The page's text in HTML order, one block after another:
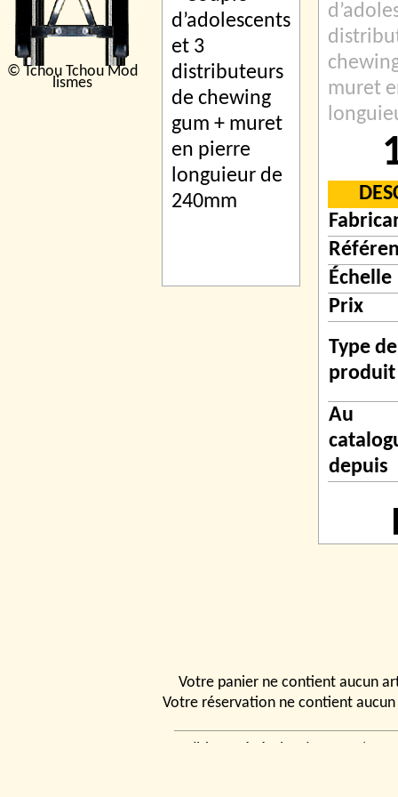
© Tchou Tchou Mod
lismes
muret
Échelle
Prix
Type de
produit
Au
depuis
Votre panier ne contient aucun
Votre réservation ne contient